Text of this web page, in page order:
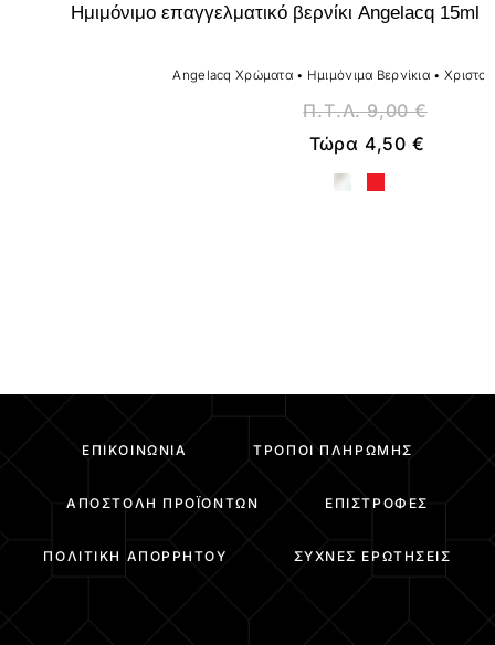
Ημιμόνιμο επαγγελματικό βερνίκι Angelacq
Angelacq Χρώματα • Ημιμόνιμα Βερνίκια •
Π.Τ.Λ.9,00€
Τώρα 4,50 €
ΕΠΙΚΟΙΝΩΝΊΑ ΤΡΌΠΟΙ ΠΛΗΡΩΜΉΣ
ΑΠΟΣΤΟΛΉ ΠΡΟΪΌΝΤΩΝ ΕΠΙΣΤΡΟΦΈΣ
ΠΟΛΙΤΙΚΉ ΑΠΟΡΡΉΤΟΥ ΣΥΧΝΈΣ ΕΡΩΤΉΣΕΙΣ